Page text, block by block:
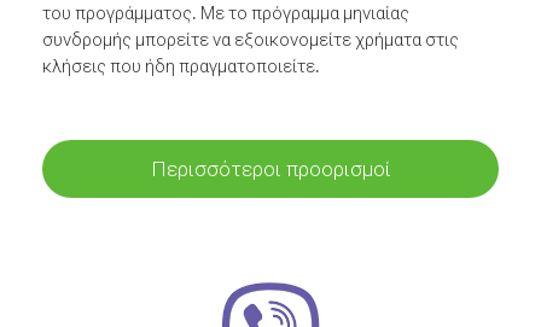
του προγράμματος. Με το πρόγραμμα μηνιαίας
συνδρομής μπορείτε να εξοικονομείτε χρήματα στις
κλήσεις που ήδη πραγματοποιείτε.
Περισσότεροι προορισμοί